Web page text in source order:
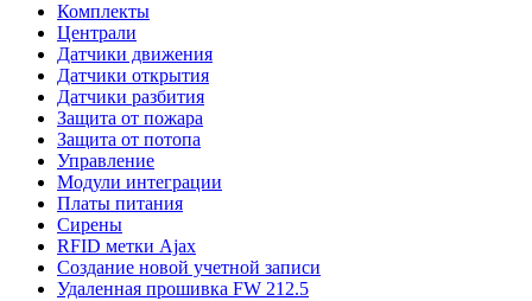
Комплекты
Централи
Датчики движения
Датчики открытия
Датчики разбития
Защита от пожара
Защита от потопа
Управление
Модули интеграции
Платы питания
Сирены
RFID метки Ajax
Создание новой учетной записи
Удаленная прошивка FW 212.5